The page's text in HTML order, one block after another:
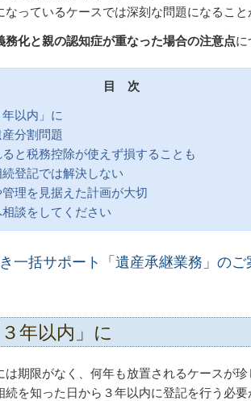
っているケースでは深刻な問題になること
務化と親の認知症が重なった場合の注意点に
目 次
以内」に
分割問題
と税務控除が使えず損することも
登記では解決しない
理を見据えた計画が大切
談をしてください
一括サポート「遺産承継業務」のご
年以内」に
期限がなく、何年も放置されるケースが珍
続を知った日から３年以内に登記を行う必